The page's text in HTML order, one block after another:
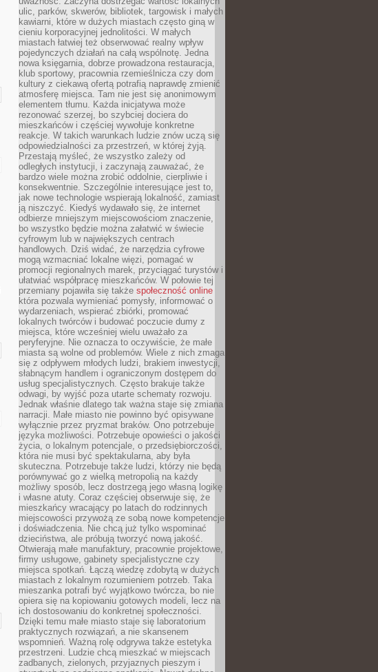
ulic, parków, skwerów, bibliotek, targowisk i małych
kawiarni, które w dużych miastach często giną w
cieniu korporacyjnej jednolitości. W małych
miastach łatwiej też obserwować realny wpływ
pojedynczych działań na całą wspólnotę. Jedna
nowa księgarnia, dobrze prowadzona restauracja,
klub sportowy, pracownia rzemieślnicza czy dom
kultury z ciekawą ofertą potrafią naprawdę zmienić
atmosferę miejsca. Tam nie jest się anonimowym
elementem tłumu. Każda inicjatywa może
rezonować szerzej, bo szybciej dociera do
mieszkańców i częściej wywołuje konkretne
reakcje. W takich warunkach ludzie znów uczą się
odpowiedzialności za przestrzeń, w której żyją.
Przestają myśleć, że wszystko zależy od
odległych instytucji, i zaczynają zauważać, że
bardzo wiele można zrobić oddolnie, cierpliwie i
konsekwentnie. Szczególnie interesujące jest to,
jak nowe technologie wspierają lokalność, zamiast
ją niszczyć. Kiedyś wydawało się, że internet
odbierze mniejszym miejscowościom znaczenie,
bo wszystko będzie można załatwić w świecie
cyfrowym lub w największych centrach
handlowych. Dziś widać, że narzędzia cyfrowe
mogą wzmacniać lokalne więzi, pomagać w
promocji regionalnych marek, przyciągać turystów i
ułatwiać współpracę mieszkańców. W połowie tej
przemiany pojawiła się także społeczność online
która pozwala wymieniać pomysły, informować o
wydarzeniach, wspierać zbiórki, promować
lokalnych twórców i budować poczucie dumy z
miejsca, które wcześniej wielu uważało za
peryferyjne. Nie oznacza to oczywiście, że małe
miasta są wolne od problemów. Wiele z nich zmaga
się z odpływem młodych ludzi, brakiem inwestycji,
słabnącym handlem i ograniczonym dostępem do
usług specjalistycznych. Często brakuje także
odwagi, by wyjść poza utarte schematy rozwoju.
Jednak właśnie dlatego tak ważna staje się zmiana
narracji. Małe miasto nie powinno być opisywane
wyłącznie przez pryzmat braków. Ono potrzebuje
języka możliwości. Potrzebuje opowieści o jakości
życia, o lokalnym potencjale, o przedsiębiorczości,
która nie musi być spektakularna, aby była
skuteczna. Potrzebuje także ludzi, którzy nie będą
porównywać go z wielką metropolią na każdy
możliwy sposób, lecz dostrzegą jego własną logikę
i własne atuty. Coraz częściej obserwuje się, że
mieszkańcy wracający po latach do rodzinnych
miejscowości przywożą ze sobą nowe kompetencje
i doświadczenia. Nie chcą już tylko wspominać
dzieciństwa, ale próbują tworzyć nową jakość.
Otwierają małe manufaktury, pracownie projektowe,
firmy usługowe, gabinety specjalistyczne czy
miejsca spotkań. Łączą wiedzę zdobytą w dużych
miastach z lokalnym rozumieniem potrzeb. Taka
mieszanka potrafi być wyjątkowo twórcza, bo nie
opiera się na kopiowaniu gotowych modeli, lecz na
ich dostosowaniu do konkretnej społeczności.
Dzięki temu małe miasto staje się laboratorium
praktycznych rozwiązań, a nie skansenem
wspomnień. Ważną rolę odgrywa także estetyka
przestrzeni. Ludzie chcą mieszkać w miejscach
zadbanych, zielonych, przyjaznych pieszym i